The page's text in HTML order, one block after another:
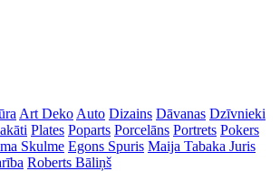
Art Deko Auto Dizains Dāvanas Dzīvnieki
Plates Poparts Porcelāns Portrets Pokers
Skulme Egons Spuris Maija Tabaka Juris
Roberts Bāliņš